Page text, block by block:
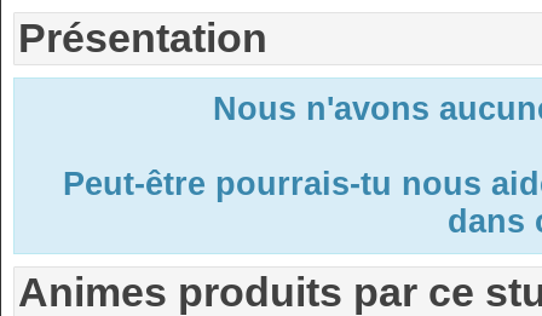
Présentation
Nous n'avons
Peut-être pourrais-tu nous
dans
Animes produits par ce